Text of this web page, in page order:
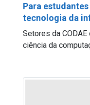
Para
tecnologia da
Setores da
ciência da